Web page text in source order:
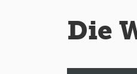
Die